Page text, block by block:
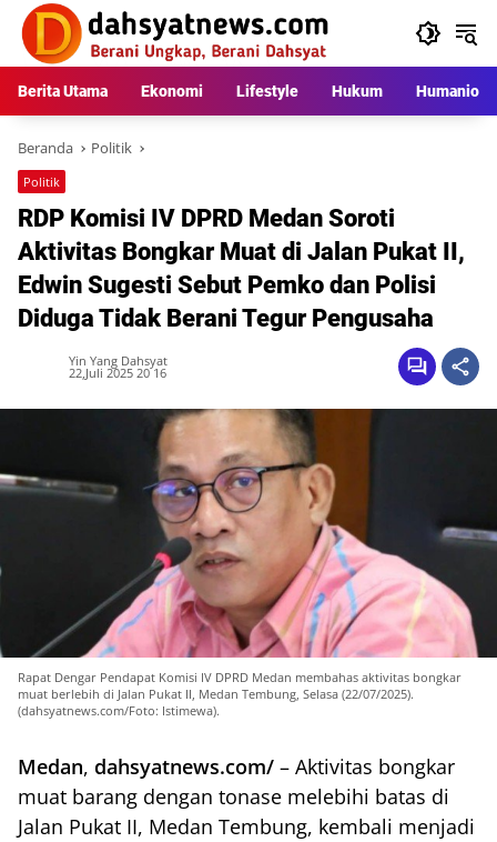
Langsung
konten
Berita Utama Ekonomi Lifestyle Hukum Humaniora
Beranda Politik
Politik
RDP Komisi IV DPRD Medan Soroti
Aktivitas Bongkar Muat di Jalan Pukat II,
Edwin Sugesti Sebut Pemko dan Polisi
Diduga Tidak Berani Tegur Pengusaha
Yin Yang Dahsyat
22,Juli 2025 20 16
Rapat Dengar Pendapat Komisi IV DPRD Medan membahas aktivitas bongkar
muat berlebih di Jalan Pukat II, Medan Tembung, Selasa (22/07/2025).
(dahsyatnews.com/Foto: Istimewa).
Medan, dahsyatnews.com/ – Aktivitas bongkar
muat barang dengan tonase melebihi batas di
Jalan Pukat II, Medan Tembung, kembali menjadi